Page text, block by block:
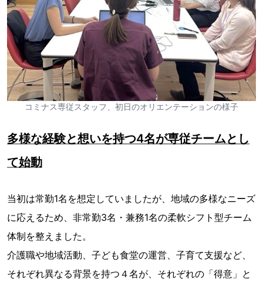
コミナス専従スタッフ、初日のオリエンテーションの様子
多様な経験と想いを持つ4名が専従チームとし
て始動
当初は常勤1名を想定していましたが、地域の多様なニーズ
に応えるため、非常勤3名・兼務1名の柔軟シフト型チーム
体制を整えました。
介護職や地域活動、子ども食堂の運営、子育て支援など、
それぞれ異なる背景を持つ４名が、それぞれの「得意」と